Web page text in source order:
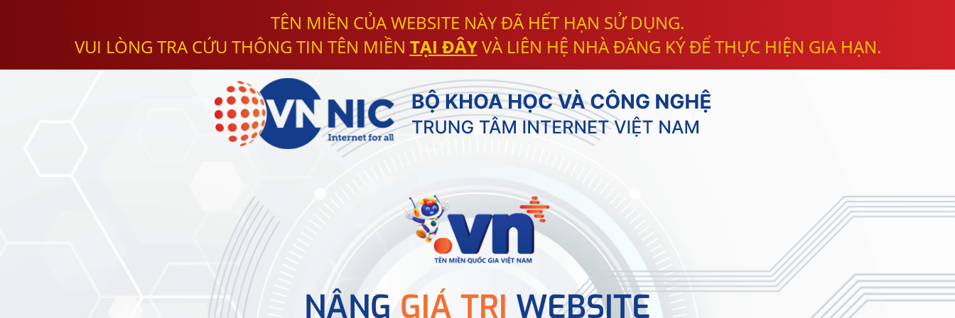
TÊN MIỀN CỦA WEBSITE NÀY ĐÃ HẾT HẠN SỬ DỤNG.
VUI LÒNG TRA CỨU THÔNG TIN TÊN MIỀN TẠI ĐÂYVÀ LIÊN HỆ NHÀ ĐĂNG KÝ ĐỂ THỰC HIỆN GIA HẠN.
NÂNG GIÁ TRỊ WEBSITE